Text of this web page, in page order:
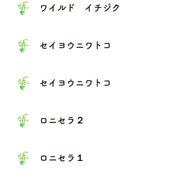
ワイルド イチジク
セイヨウニワトコ
セイヨウニワトコ
ロニセラ２
ロニセラ１